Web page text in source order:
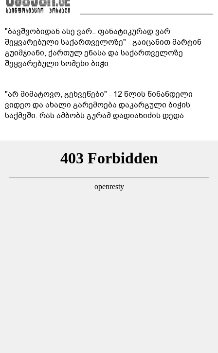
"ბავშვობიდან ასე ვარ.. ფანატიკურად ვარ
შეყვარებული საქართველოზე" - გაიცანით მარტინ
გუიმჯიანი, ქართულ ენასა და საქართველოზე
შეყვარებული სომეხი ბიჭი
"არ მიმატოვო, გეხვეწები" - 12 წლის წინანდელი
ვიდეო და ახალი გარემოება დაკარგული ბიჭის
საქმეში: რას ამბობს გურამ დადიანიძის დედა